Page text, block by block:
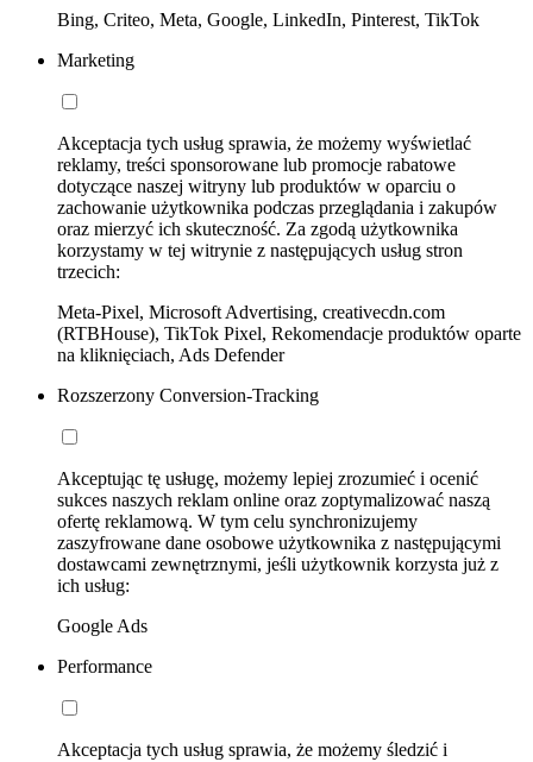
Bing, Criteo, Meta, Google, LinkedIn, Pinterest, TikTok
Marketing
Akceptacja tych usług sprawia, że możemy wyświetlać
reklamy, treści sponsorowane lub promocje rabatowe
dotyczące naszej witryny lub produktów w oparciu o
zachowanie użytkownika podczas przeglądania i zakupów
oraz mierzyć ich skuteczność. Za zgodą użytkownika
korzystamy w tej witrynie z następujących usług stron
trzecich:
Meta-Pixel, Microsoft Advertising, creativecdn.com
(RTBHouse), TikTok Pixel, Rekomendacje produktów oparte
na kliknięciach, Ads Defender
Rozszerzony Conversion-Tracking
Akceptując tę usługę, możemy lepiej zrozumieć i ocenić
sukces naszych reklam online oraz zoptymalizować naszą
ofertę reklamową. W tym celu synchronizujemy
zaszyfrowane dane osobowe użytkownika z następującymi
dostawcami zewnętrznymi, jeśli użytkownik korzysta już z
ich usług:
Google Ads
Performance
Akceptacja tych usług sprawia, że możemy śledzić i